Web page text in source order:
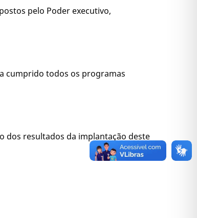
pelo Poder executivo,
cumprido todos os programas
dos resultados da implantação deste